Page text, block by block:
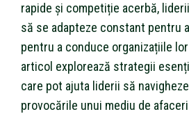
rapide și competiție acerbă,
să se adapteze constant pentru
pentru a conduce organizațiile
articol explorează strategii
care pot ajuta liderii să
provocările unui mediu de